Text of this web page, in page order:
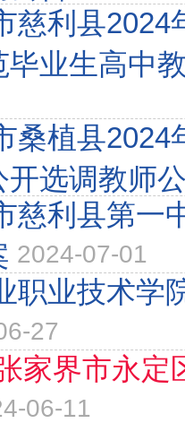
慈利县2024
业生高中
桑植县2024
开选调教师
慈利县第一
2024-07-01
职业技术学
27
家界市永定
06-11